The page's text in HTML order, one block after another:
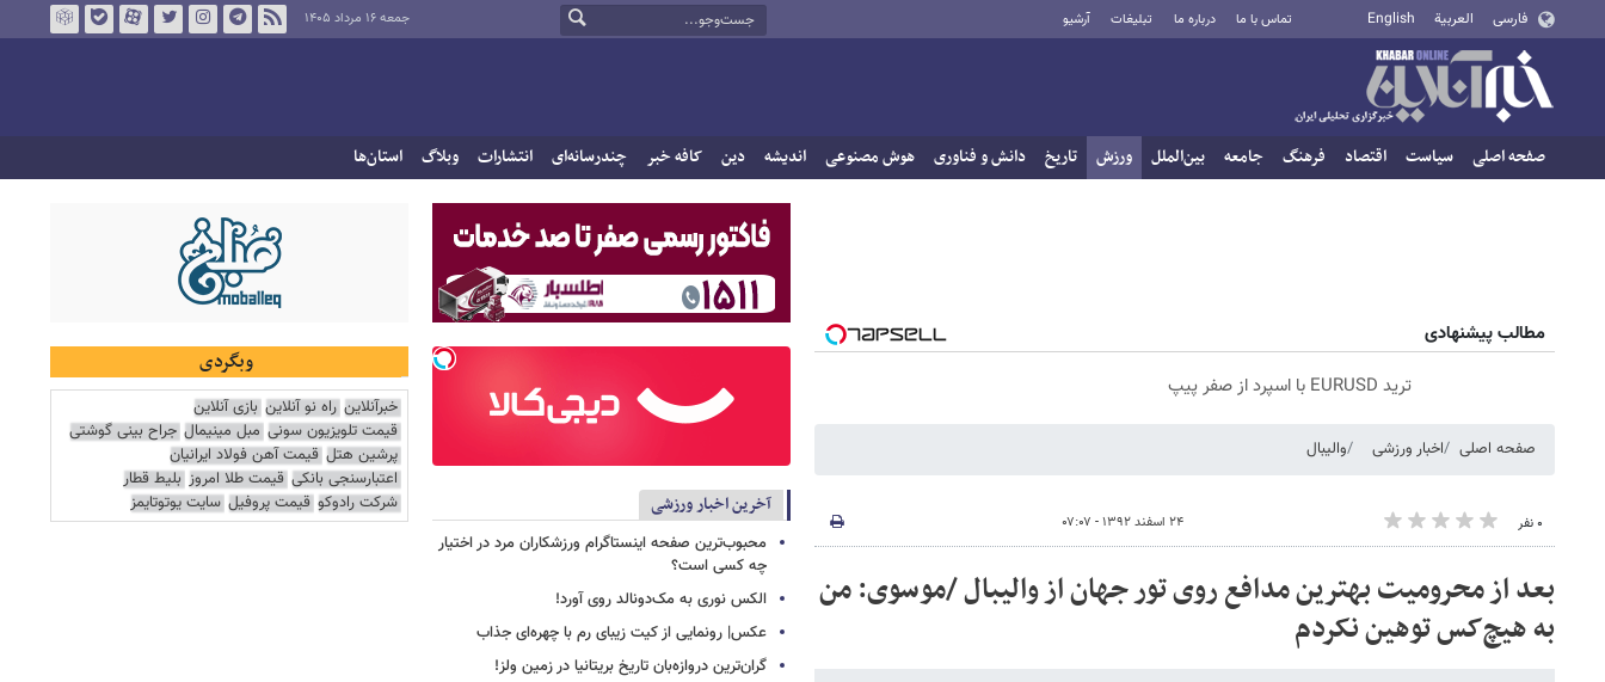
فارسی العربية English تماس با ما درباره ما تبلیغات آرشیو جمعه ۱۶ مرداد ۱۴۰۵
صفحه اصلی سیاست اقتصاد فرهنگ جامعه بین‌الملل ورزش تاریخ دانش و فناوری هوش مصنوعی اندیشه دین کافه خبر چندرسانه‌ای انتشارات وبلاگ استان‌ها
مطالب پیشنهادی
ترید EURUSD با اسپرد از صفر پیپ
صفحه اصلی اخبار ورزشی والیبال
۰ نفر ۲۴ اسفند ۱۳۹۲ - ۰۷:۰۷
بعد از محرومیت بهترین مدافع روی تور جهان از والیبال /موسوی: من
به هیچ‌کس توهین نکردم
آخرین اخبار ورزشی
محبوب‌ترین صفحه اینستاگرام ورزشکاران مرد در اختیار
چه کسی است؟
الکس نوری به مک‌دونالد روی آورد!
عکس| رونمایی از کیت زیبای رم با چهره‌ای جذاب
گران‌ترین دروازه‌بان تاریخ بریتانیا در زمین ولز!
وبگردی
خبرآنلاین راه نو آنلاین بازی آنلاین
قیمت تلویزیون سونی مبل مینیمال جراح بینی گوشتی
پرشین هتل قیمت آهن فولاد ایرانیان
اعتبارسنجی بانکی قیمت طلا امروز بلیط قطار
شرکت رادوکو قیمت پروفیل سایت یوتوتایمز